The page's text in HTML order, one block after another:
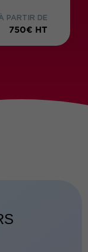
PARTIR DE
750€ HT